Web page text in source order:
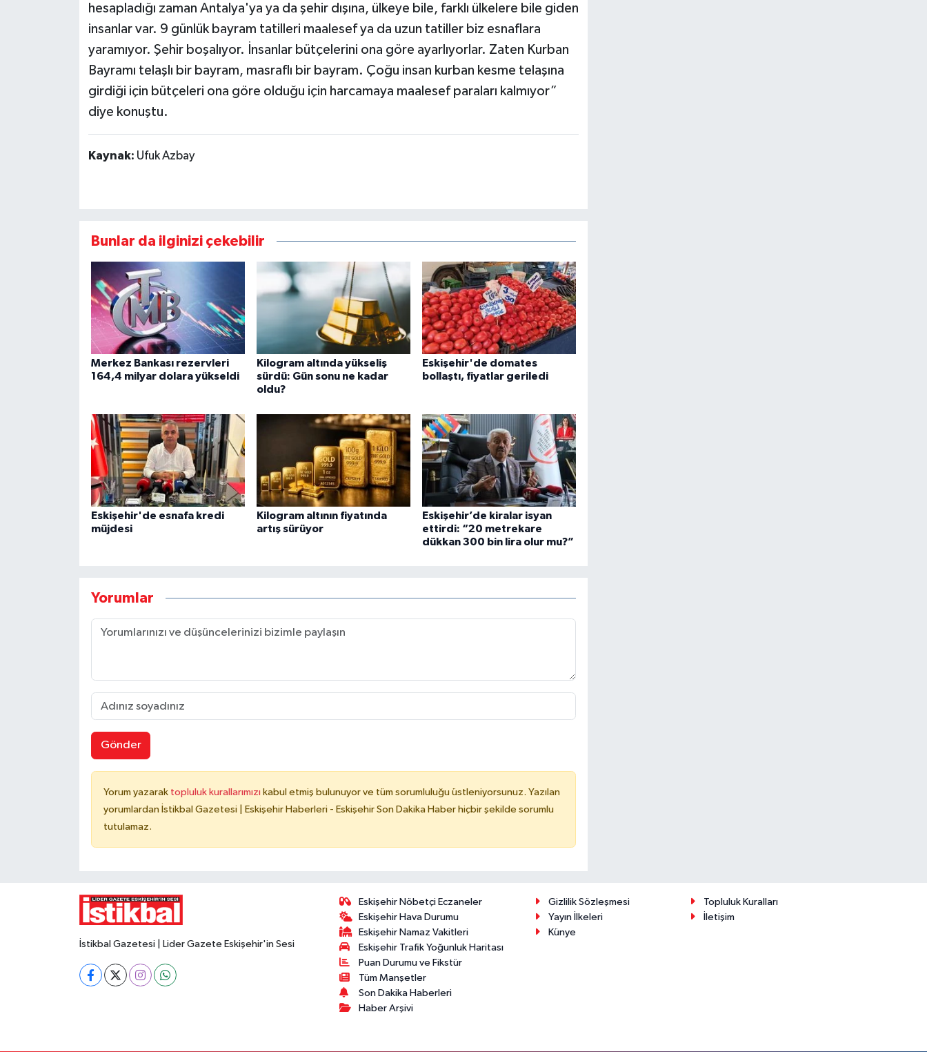
hesapladığı zaman Antalya'ya ya da şehir dışına, ülkeye bile, farklı ülkelere bile giden
insanlar var. 9 günlük bayram tatilleri maalesef ya da uzun tatiller biz esnaflara
yaramıyor. Şehir boşalıyor. İnsanlar bütçelerini ona göre ayarlıyorlar. Zaten Kurban
Bayramı telaşlı bir bayram, masraflı bir bayram. Çoğu insan kurban kesme telaşına
girdiği için bütçeleri ona göre olduğu için harcamaya maalesef paraları kalmıyor”
diye konuştu.
Kaynak: Ufuk Azbay
Bunlar da ilginizi çekebilir
Merkez Bankası rezervleri
164,4 milyar dolara yükseldi
Kilogram altında yükseliş
sürdü: Gün sonu ne kadar
oldu?
Eskişehir'de domates
bollaştı, fiyatlar geriledi
Eskişehir'de esnafa kredi
müjdesi
Kilogram altının fiyatında
artış sürüyor
Eskişehir’de kiralar isyan
ettirdi: “20 metrekare
dükkan 300 bin lira olur mu?”
Yorumlar
Gönder
Yorum yazarak topluluk kurallarımızı kabul etmiş bulunuyor ve tüm sorumluluğu üstleniyorsunuz. Yazılan
yorumlardan İstikbal Gazetesi | Eskişehir Haberleri - Eskişehir Son Dakika Haber hiçbir şekilde sorumlu
tutulamaz.
İstikbal Gazetesi | Lider Gazete Eskişehir'in Sesi
Eskişehir Nöbetçi Eczaneler
Eskişehir Hava Durumu
Eskişehir Namaz Vakitleri
Eskişehir Trafik Yoğunluk Haritası
Puan Durumu ve Fikstür
Tüm Manşetler
Son Dakika Haberleri
Haber Arşivi
Gizlilik Sözleşmesi
Topluluk Kuralları
Yayın İlkeleri
İletişim
Künye